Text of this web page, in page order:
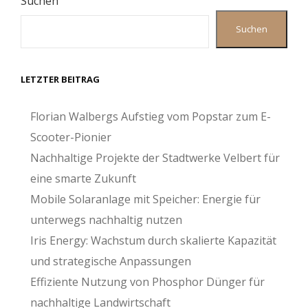
Suchen
LETZTER BEITRAG
Florian Walbergs Aufstieg vom Popstar zum E-
Scooter-Pionier
Nachhaltige Projekte der Stadtwerke Velbert für
eine smarte Zukunft
Mobile Solaranlage mit Speicher: Energie für
unterwegs nachhaltig nutzen
Iris Energy: Wachstum durch skalierte Kapazität
und strategische Anpassungen
Effiziente Nutzung von Phosphor Dünger für
nachhaltige Landwirtschaft